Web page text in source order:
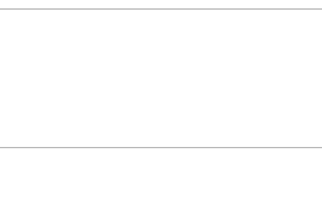
de danse; Restaurants, bars et hôtels